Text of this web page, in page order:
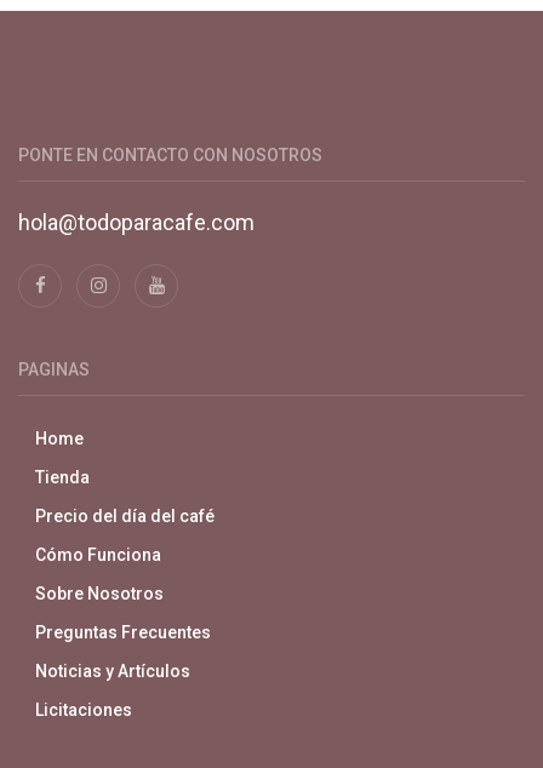
PONTE EN CONTACTO CON NOSOTROS
hola@todoparacafe.com
PAGINAS
Home
Tienda
Precio del día del café
Cómo Funciona
Sobre Nosotros
Preguntas Frecuentes
Noticias y Artículos
Licitaciones